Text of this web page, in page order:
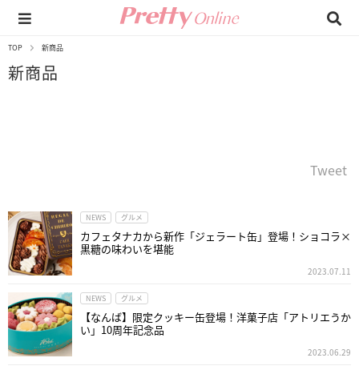
TOP 新商品
新商品
Tweet
NEWS グルメ
カフェタナカから新作「ジェラート缶」登場！ショコラ×
黒糖の味わいを堪能
2023.07.11
NEWS グルメ
【なんば】限定クッキー缶登場！洋菓子店「アトリエうか
い」10周年記念品
2023.06.29